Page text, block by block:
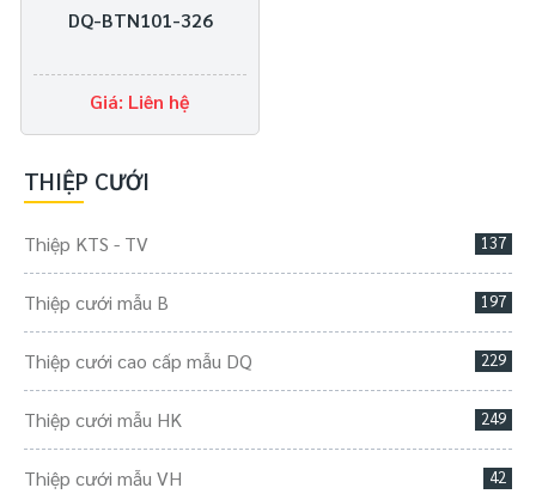
THIỆP CƯỚI
Thiệp KTS - TV 137
Thiệp cưới mẫu B 197
Thiệp cưới cao cấp mẫu DQ 229
Thiệp cưới mẫu HK 249
Thiệp cưới mẫu VH 42
DQ-BTN101-326
Giá: Liên hệ